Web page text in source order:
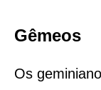
Gêmeos
Os